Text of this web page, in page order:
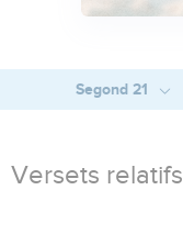
Segond 21
Versets relatifs